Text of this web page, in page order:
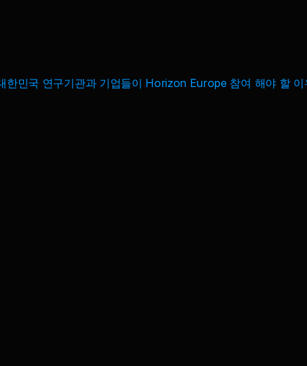
한민국 연구기관과 기업들이 Horizon Europe 참여 해야 할 이